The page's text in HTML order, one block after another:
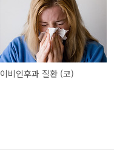
이비인후과 질환 (코)